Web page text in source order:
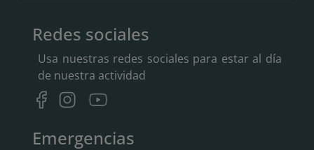
Redes sociales
Usa nuestras redes sociales para estar al día
de nuestra actividad
Emergencias